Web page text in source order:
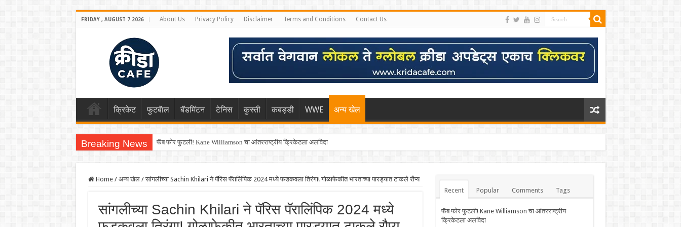
FRIDAY , AUGUST 7 2026 About Us Privacy Policy Disclaimer Terms and Conditions Contact Us
क्रिकेट फुटबॅाल बॅडमिंटन टेनिस कुस्ती कबड्डी WWE अन्य खेल
Breaking News फॅब फोर फुटली! Kane Williamson चा आंतरराष्ट्रीय क्रिकेटला अलविदा
Home / अन्य खेल / सांगलीच्या Sachin Khilari ने पॅरिस पॅरालिंपिक 2024 मध्ये फडकवला तिरंगा! गोळाफेकीत भारताच्या पारड्यात टाकले रौप्य
सांगलीच्या Sachin Khilari ने पॅरिस पॅरालिंपिक 2024 मध्ये
Recent Popular Comments Tags
फॅब फोर फुटली! Kane Williamson चा आंतरराष्ट्रीय
क्रिकेटला अलविदा